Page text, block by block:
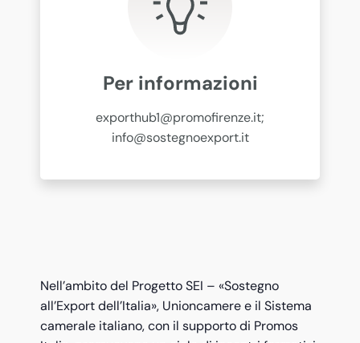
Per informazioni
exporthub1@promofirenze.it;
info@sostegnoexport.it
Nell’ambito del Progetto SEI – «Sostegno
all’Export dell’Italia», Unioncamere e il Sistema
camerale italiano, con il supporto di Promos